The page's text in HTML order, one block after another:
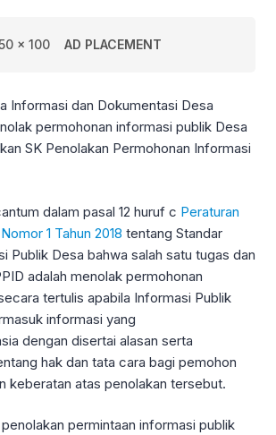
x 100 AD PLACEMENT
Informasi dan Dokumentasi Desa
permohonan informasi publik Desa
SK Penolakan Permohonan Informasi
dalam pasal 12 huruf c Peraturan
1 Tahun 2018 tentang Standar
Publik Desa bahwa salah satu tugas dan
adalah menolak permohonan
tertulis apabila Informasi Publik
informasi yang
dengan disertai alasan serta
hak dan tata cara bagi pemohon
keberatan atas penolakan tersebut.
permintaan informasi publik